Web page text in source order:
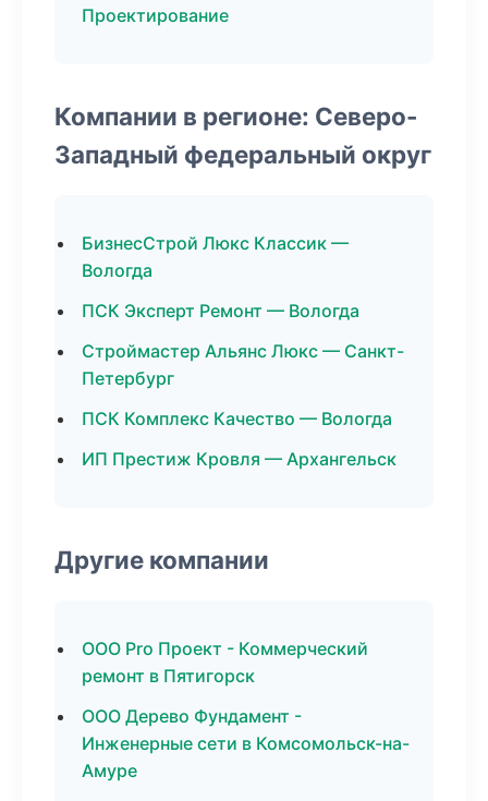
Проектирование
Компании в регионе: Северо-
Западный федеральный округ
БизнесСтрой Люкс Классик —
Вологда
ПСК Эксперт Ремонт — Вологда
Строймастер Альянс Люкс — Санкт-
Петербург
ПСК Комплекс Качество — Вологда
ИП Престиж Кровля — Архангельск
Другие компании
ООО Pro Проект - Коммерческий
ремонт в Пятигорск
ООО Дерево Фундамент -
Инженерные сети в Комсомольск-на-
Амуре